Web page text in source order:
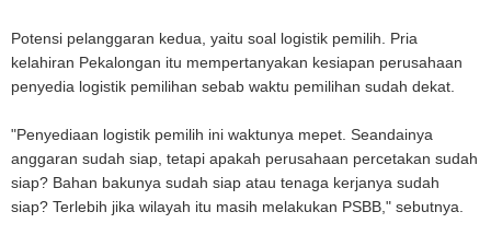
Potensi pelanggaran kedua, yaitu soal logistik pemilih. Pria
kelahiran Pekalongan itu mempertanyakan kesiapan perusahaan
penyedia logistik pemilihan sebab waktu pemilihan sudah dekat.
"Penyediaan logistik pemilih ini waktunya mepet. Seandainya
anggaran sudah siap, tetapi apakah perusahaan percetakan sudah
siap? Bahan bakunya sudah siap atau tenaga kerjanya sudah
siap? Terlebih jika wilayah itu masih melakukan PSBB," sebutnya.